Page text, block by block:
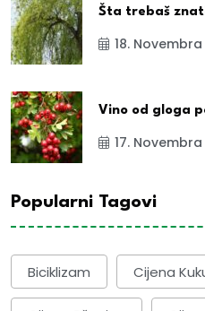
Šta trebaš
18.
Vino od gloga
17.
Popularni Tagovi
Biciklizam Cijena